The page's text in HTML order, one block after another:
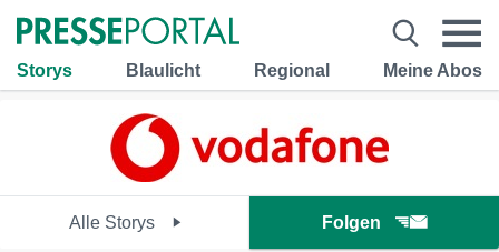
Storys Blaulicht Regional Meine Abos
Alle Storys Folgen